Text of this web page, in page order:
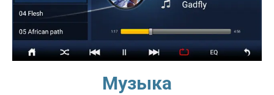
Музыка